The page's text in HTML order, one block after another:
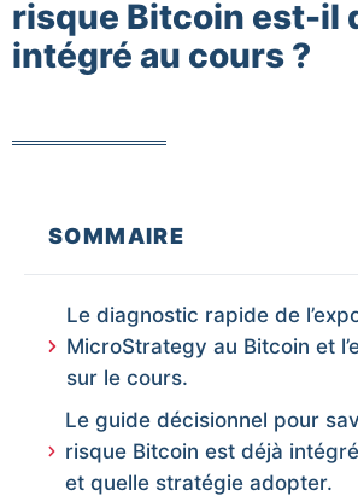
risque Bitcoin est-il
intégré au cours ?
SOMMAIRE
Le diagnostic rapide de
MicroStrategy au Bitcoin et
sur le cours.
Le guide décisionnel pour
risque Bitcoin est déjà
et quelle stratégie adopter.